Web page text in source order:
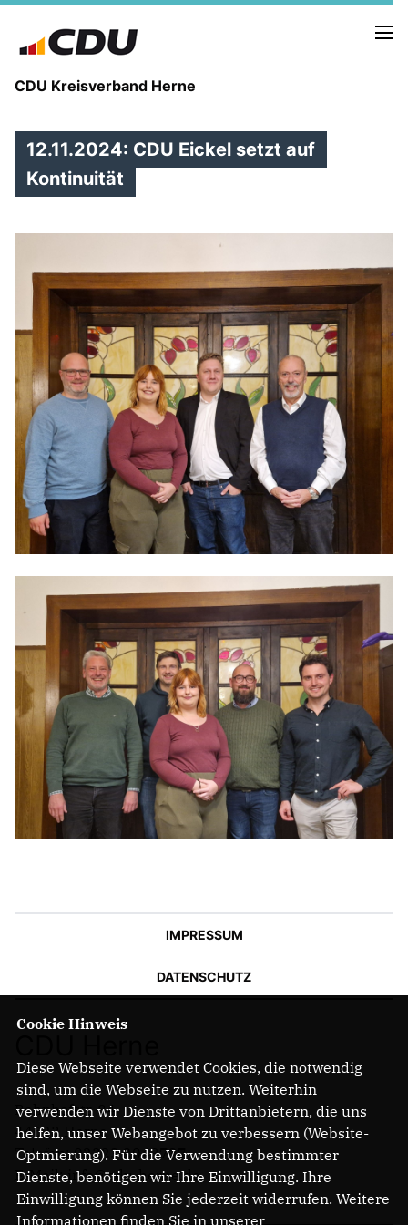
CDU Kreisverband Herne
KREISVORSTAND
STADTBEZIRKE
Fraktion
FOTOS
12.11.2024: CDU Eickel setzt auf
Kontinuität
IMPRESSUM
DATENSCHUTZ
Bahnhofstr. 84
44623 Herne
Telefon: 02323 2043737
E-Mail: info@cdu-herne.de
Cookie Hinweis
Diese Webseite verwendet Cookies, die notwendig
sind, um die Webseite zu nutzen. Weiterhin
verwenden wir Dienste von Drittanbietern, die uns
helfen, unser Webangebot zu verbessern (Website-
Optmierung). Für die Verwendung bestimmter
Dienste, benötigen wir Ihre Einwilligung. Ihre
Einwilligung können Sie jederzeit widerrufen. Weitere
Informationen finden Sie in unserer